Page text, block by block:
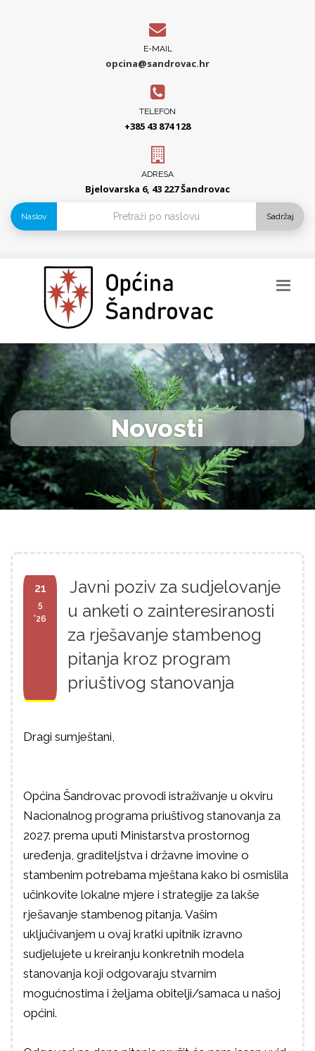
E-MAIL
opcina@sandrovac.hr
TELEFON
+385 43 874 128
ADRESA
Bjelovarska 6, 43 227 Šandrovac
Naslov Sadržaj
Novosti
21
5
'26
Javni poziv za sudjelovanje
u anketi o zainteresiranosti
za rješavanje stambenog
pitanja kroz program
priuštivog stanovanja
Dragi sumještani,
Općina Šandrovac provodi istraživanje u okviru
Nacionalnog programa priuštivog stanovanja za
2027. prema uputi Ministarstva prostornog
uređenja, graditeljstva i državne imovine o
stambenim potrebama mještana kako bi osmislila
učinkovite lokalne mjere i strategije za lakše
rješavanje stambenog pitanja. Vašim
uključivanjem u ovaj kratki upitnik izravno
sudjelujete u kreiranju konkretnih modela
stanovanja koji odgovaraju stvarnim
mogućnostima i željama obitelji/samaca u našoj
općini.